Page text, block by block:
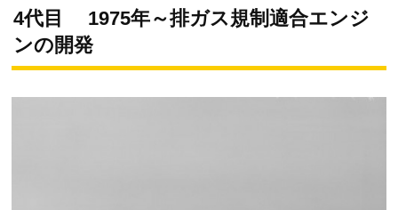
4代目 1975年～排ガス規制適合エンジ
ンの開発